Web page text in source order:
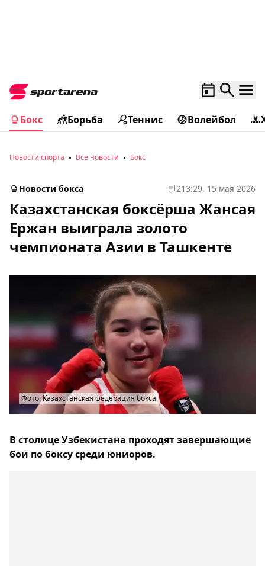
Бокс Борьба Теннис Волейбол
Новости спорта Все новости Бокс
Новости бокса 213:29, 15 мая 2026
Казахстанская боксёрша Жансая
Ержан выиграла золото
чемпионата Азии в Ташкенте
Фото: Казахстанская федерация бокса
В столице Узбекистана проходят завершающие
бои по боксу среди юниоров.